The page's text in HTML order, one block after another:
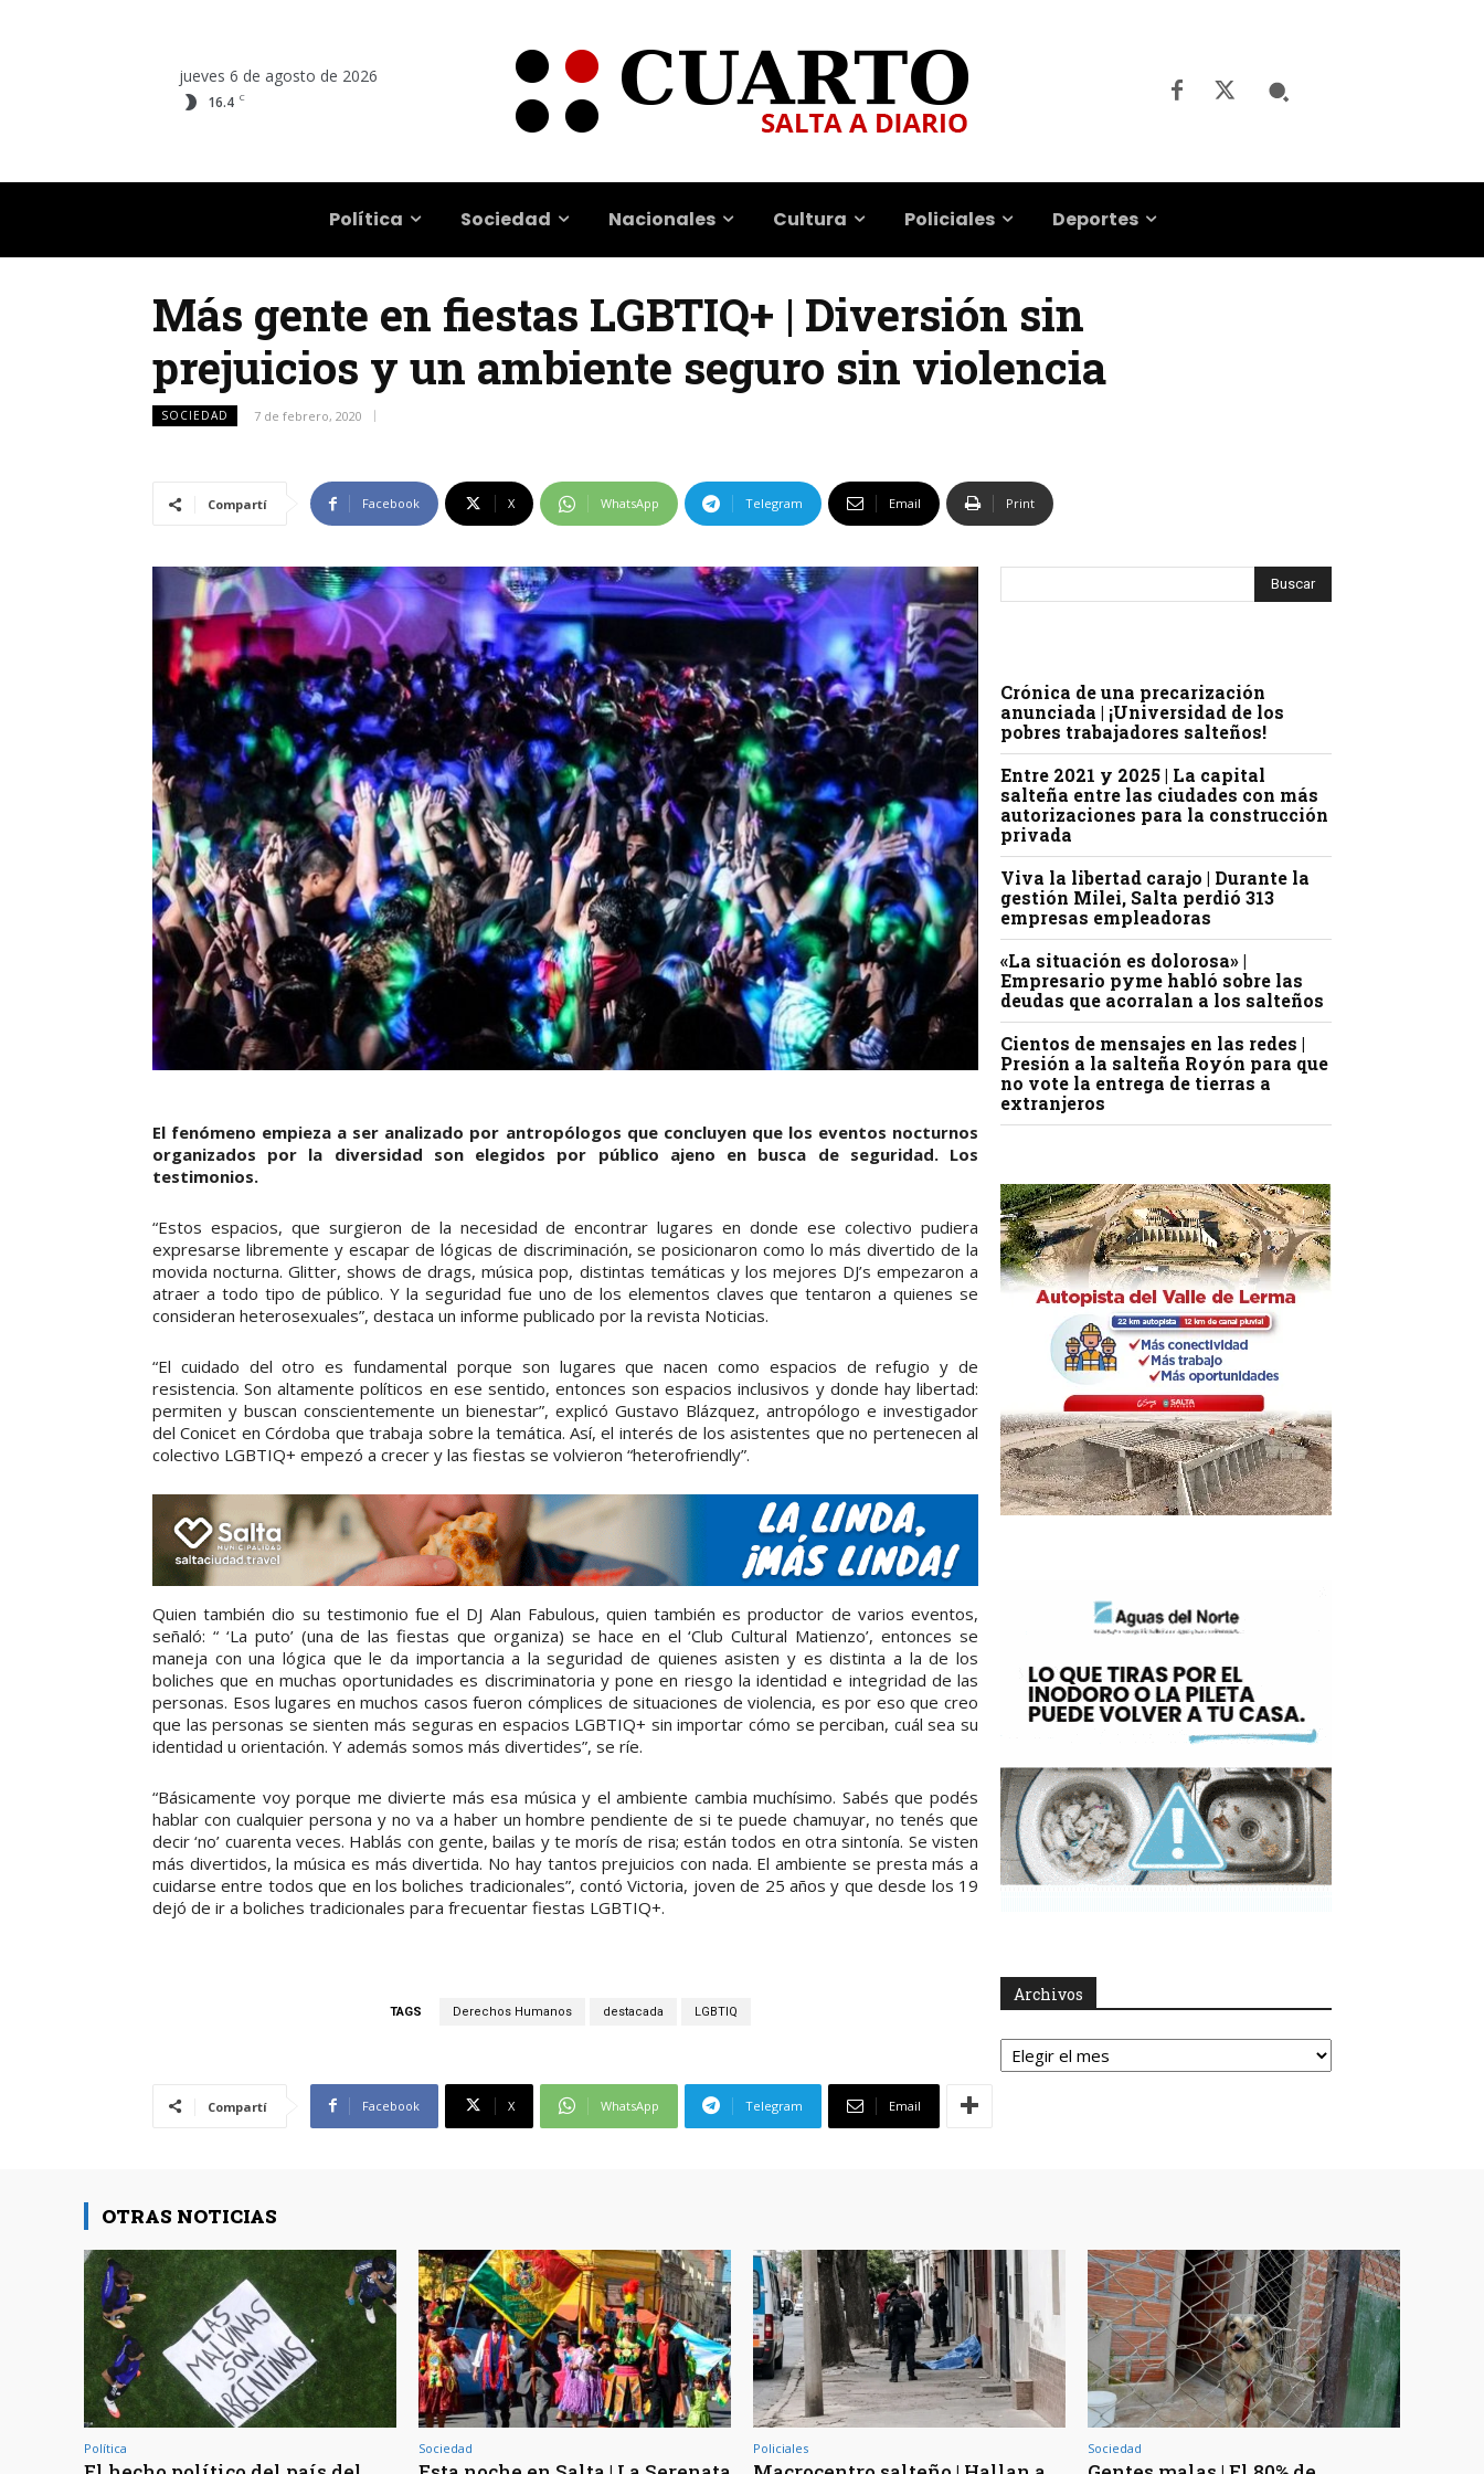
jueves 6 de agosto de 2026
16.4 C
Política Sociedad Nacionales Cultura Policiales Deportes
Más gente en fiestas LGBTIQ+ | Diversión sin
prejuicios y un ambiente seguro sin violencia
SOCIEDAD 7 de febrero, 2020
Compartí Facebook X WhatsApp Telegram Email Print
El fenómeno empieza a ser analizado por antropólogos que concluyen que los eventos nocturnos
organizados por la diversidad son elegidos por público ajeno en busca de seguridad. Los
testimonios.
“Estos espacios, que surgieron de la necesidad de encontrar lugares en donde ese colectivo pudiera
expresarse libremente y escapar de lógicas de discriminación, se posicionaron como lo más divertido de la
movida nocturna. Glitter, shows de drags, música pop, distintas temáticas y los mejores DJ’s empezaron a
atraer a todo tipo de público. Y la seguridad fue uno de los elementos claves que tentaron a quienes se
consideran heterosexuales”, destaca un informe publicado por la revista Noticias.
“El cuidado del otro es fundamental porque son lugares que nacen como espacios de refugio y de
resistencia. Son altamente políticos en ese sentido, entonces son espacios inclusivos y donde hay libertad:
permiten y buscan conscientemente un bienestar”, explicó Gustavo Blázquez, antropólogo e investigador
del Conicet en Córdoba que trabaja sobre la temática. Así, el interés de los asistentes que no pertenecen al
colectivo LGBTIQ+ empezó a crecer y las fiestas se volvieron “heterofriendly”.
Quien también dio su testimonio fue el DJ Alan Fabulous, quien también es productor de varios eventos,
señaló: “ ‘La puto’ (una de las fiestas que organiza) se hace en el ‘Club Cultural Matienzo’, entonces se
maneja con una lógica que le da importancia a la seguridad de quienes asisten y es distinta a la de los
boliches que en muchas oportunidades es discriminatoria y pone en riesgo la identidad e integridad de las
personas. Esos lugares en muchos casos fueron cómplices de situaciones de violencia, es por eso que creo
que las personas se sienten más seguras en espacios LGBTIQ+ sin importar cómo se perciban, cuál sea su
identidad u orientación. Y además somos más divertides”, se ríe.
“Básicamente voy porque me divierte más esa música y el ambiente cambia muchísimo. Sabés que podés
hablar con cualquier persona y no va a haber un hombre pendiente de si te puede chamuyar, no tenés que
decir ‘no’ cuarenta veces. Hablás con gente, bailas y te morís de risa; están todos en otra sintonía. Se visten
más divertidos, la música es más divertida. No hay tantos prejuicios con nada. El ambiente se presta más a
cuidarse entre todos que en los boliches tradicionales”, contó Victoria, joven de 25 años y que desde los 19
dejó de ir a boliches tradicionales para frecuentar fiestas LGBTIQ+.
TAGS Derechos Humanos destacada LGBTIQ
Compartí Facebook X WhatsApp Telegram Email
Crónica de una precarización
anunciada | ¡Universidad de los
pobres trabajadores salteños!
Entre 2021 y 2025 | La capital
salteña entre las ciudades con más
autorizaciones para la construcción
privada
Viva la libertad carajo | Durante la
gestión Milei, Salta perdió 313
empresas empleadoras
«La situación es dolorosa» |
Empresario pyme habló sobre las
deudas que acorralan a los salteños
Cientos de mensajes en las redes |
Presión a la salteña Royón para que
no vote la entrega de tierras a
extranjeros
Archivos
Archivos
OTRAS NOTICIAS
Política Sociedad Policiales Sociedad